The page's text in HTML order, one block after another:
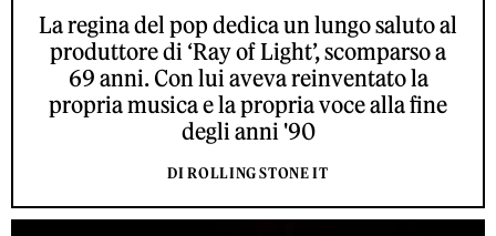
La regina del pop dedica un lungo saluto al
produttore di ‘Ray of Light’, scomparso a
69 anni. Con lui aveva reinventato la
propria musica e la propria voce alla fine
degli anni '90
DI ROLLING STONE IT